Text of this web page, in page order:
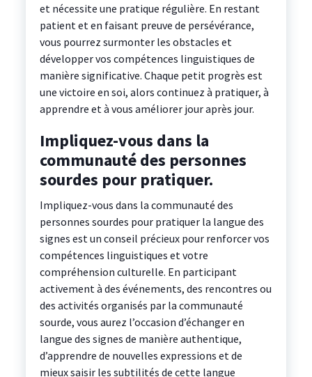
et nécessite une pratique régulière. En restant
patient et en faisant preuve de persévérance,
vous pourrez surmonter les obstacles et
développer vos compétences linguistiques de
manière significative. Chaque petit progrès est
une victoire en soi, alors continuez à pratiquer, à
apprendre et à vous améliorer jour après jour.
Impliquez-vous dans la
communauté des personnes
sourdes pour pratiquer.
Impliquez-vous dans la communauté des
personnes sourdes pour pratiquer la langue des
signes est un conseil précieux pour renforcer vos
compétences linguistiques et votre
compréhension culturelle. En participant
activement à des événements, des rencontres ou
des activités organisés par la communauté
sourde, vous aurez l’occasion d’échanger en
langue des signes de manière authentique,
d’apprendre de nouvelles expressions et de
mieux saisir les subtilités de cette langue